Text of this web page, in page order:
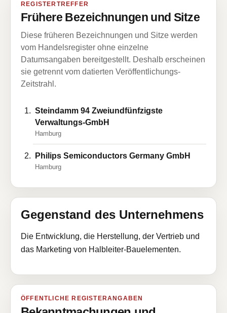
REGISTERTREFFER
Frühere Bezeichnungen und Sitze
Diese früheren Bezeichnungen und Sitze werden
vom Handelsregister ohne einzelne
Datumsangaben bereitgestellt. Deshalb erscheinen
sie getrennt vom datierten Veröffentlichungs-
Zeitstrahl.
Steindamm 94 Zweiundfünfzigste
Verwaltungs-GmbH
Hamburg
Philips Semiconductors Germany GmbH
Hamburg
Gegenstand des Unternehmens
Die Entwicklung, die Herstellung, der Vertrieb und
das Marketing von Halbleiter-Bauelementen.
ÖFFENTLICHE REGISTERANGABEN